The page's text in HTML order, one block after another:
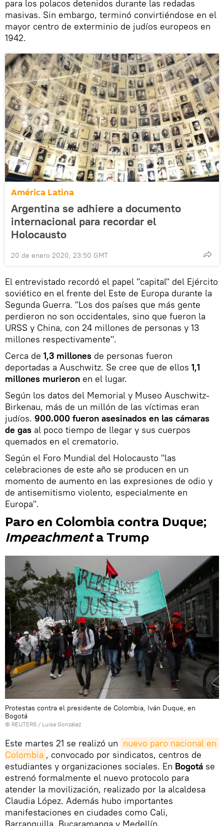
para los polacos detenidos durante las redadas
masivas. Sin embargo, terminó convirtiéndose en el
mayor centro de exterminio de judíos europeos en
1942.
América Latina
Argentina se adhiere a documento
internacional para recordar el
Holocausto
20 de enero 2020, 23:50 GMT
El entrevistado recordó el papel "capital" del Ejército
soviético en el frente del Este de Europa durante la
Segunda Guerra. "Los dos países que más gente
perdieron no son occidentales, sino que fueron la
URSS y China, con 24 millones de personas y 13
millones respectivamente".
Cerca de 1,3 millones de personas fueron
deportadas a Auschwitz. Se cree que de ellos 1,1
millones murieron en el lugar.
Según los datos del Memorial y Museo Auschwitz-
Birkenau, más de un millón de las víctimas eran
judíos. 900.000 fueron asesinados en las cámaras
de gas al poco tiempo de llegar y sus cuerpos
quemados en el crematorio.
Según el Foro Mundial del Holocausto "las
celebraciones de este año se producen en un
momento de aumento en las expresiones de odio y
de antisemitismo violento, especialmente en
Europa".
Paro en Colombia contra Duque;
Impeachmenta Trump
Protestas contra el presidente de Colombia, Iván Duque, en
Bogotá
© REUTERS / Luisa González
Este martes 21 se realizó un nuevo paro nacional en
Colombia , convocado por sindicatos, centros de
estudiantes y organizaciones sociales. En Bogotá se
estrenó formalmente el nuevo protocolo para
atender la movilización, realizado por la alcaldesa
Claudia López. Además hubo importantes
manifestaciones en ciudades como Cali,
Barranquilla, Bucaramanga y Medellín.